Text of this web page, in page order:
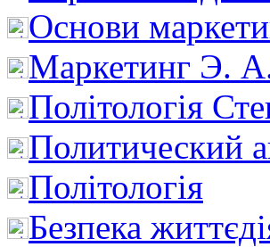
Основи
Маркетинг Э.
Політологія
Политический
Політологія
Безпека